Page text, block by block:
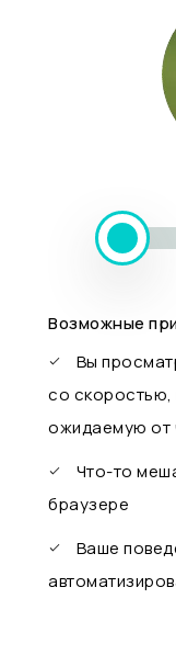
Возможные
Вы
со
ожидаемую от
Что-то
браузере
Ваше